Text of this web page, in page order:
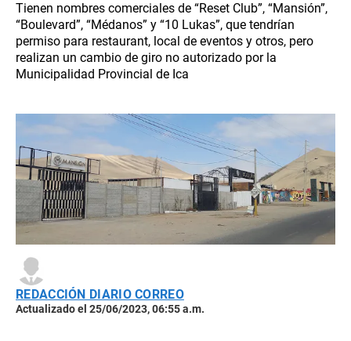
Tienen nombres comerciales de “Reset Club”, “Mansión”,
“Boulevard”, “Médanos” y “10 Lukas”, que tendrían
permiso para restaurant, local de eventos y otros, pero
realizan un cambio de giro no autorizado por la
Municipalidad Provincial de Ica
REDACCIÓN DIARIO CORREO
Actualizado el 25/06/2023, 06:55 a.m.